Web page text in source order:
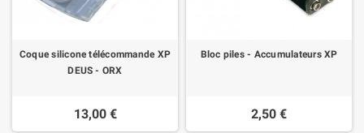
Coque silicone télécommande XP
DEUS - ORX
13,00 €
Bloc piles - Accumulateurs XP
2,50 €